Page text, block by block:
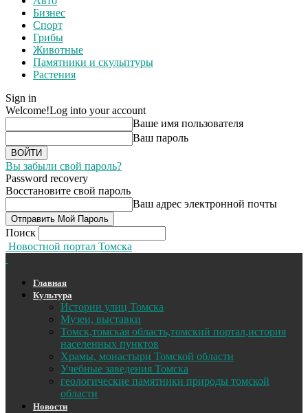
Бизнес
Спорт
Грибы
Животные
Памятники и скульптуры
Растения
Sign in
Welcome!Log into your account
Ваше имя пользователя
Ваш пароль
Вы забыли свой пароль?
Password recovery
Восстановите свой пароль
Ваш адрес электронной почты
Поиск
Новостной портал Томска
Главная
Культура
Истории улиц Томска
Музеи, выставки
Томск,томская область,томский портал,история
населенных пунктов
Храмы, монастыри Томской области
Учебные заведения Томска
геологические памятники природы томской
области
Новости